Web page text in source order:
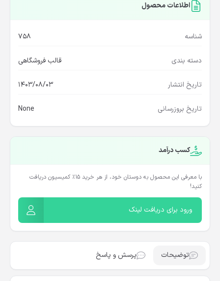
اطلاعات محصول
شناسه 758
دسته بندی قالب فروشگاهی
تاریخ انتشار 1403/08/03
تاریخ بروزرسانی None
کسب درآمد
با معرفی این محصول به دوستان خود، از هر خرید ۱۵٪ کمیسیون دریافت
کنید!
ورود برای دریافت لینک
توضیحات پرسش و پاسخ